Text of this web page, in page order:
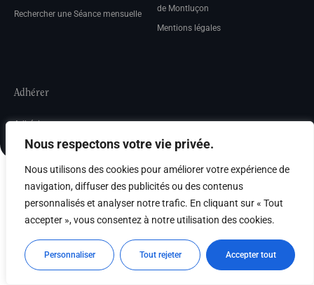
Nous respectons votre vie privée.
Nous utilisons des cookies pour améliorer votre expérience de
navigation, diffuser des publicités ou des contenus
personnalisés et analyser notre trafic. En cliquant sur « Tout
accepter », vous consentez à notre utilisation des cookies.
Personnaliser Tout rejeter Accepter tout
Rechercher une Séance mensuelle
de Montluçon
Mentions légales
Adhérer
Adhésion